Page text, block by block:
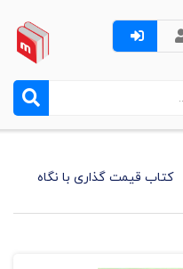
کتاب قیمت گذاری با نگاه